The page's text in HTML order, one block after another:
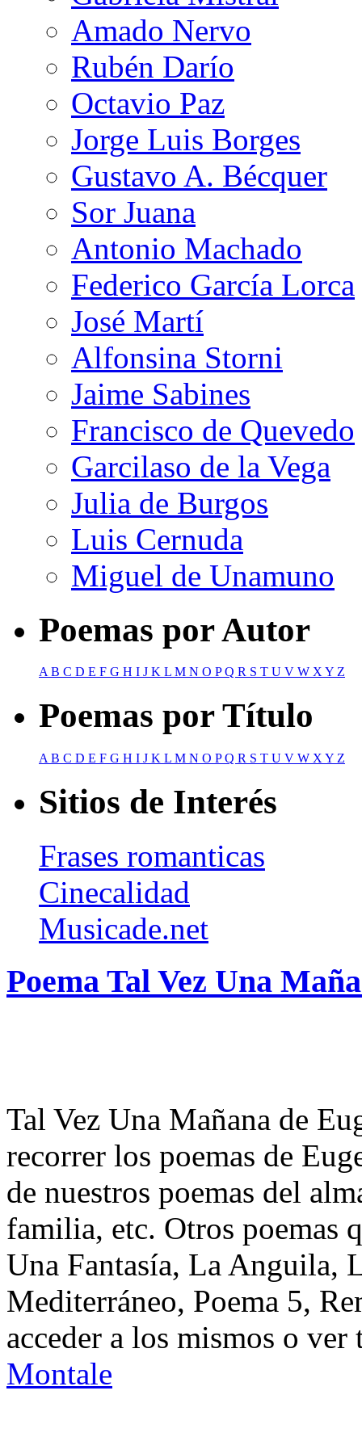
Amado Nervo
Rubén Darío
Octavio Paz
Jorge Luis Borges
Gustavo A. Bécquer
Sor Juana
Antonio Machado
Federico García Lorca
José Martí
Alfonsina Storni
Jaime Sabines
Francisco de Quevedo
Garcilaso de la Vega
Julia de Burgos
Luis Cernuda
Miguel de Unamuno
Poemas por Autor
AB C D E F G H I J K L M N O PQ R S T U V W XY Z
Poemas por Título
A B C D E F G H I J K L M N O PQ R S T U V W X Y Z
Sitios de Interés
Frases romanticas
Cinecalidad
Musicade.net
Poema Tal Vez Una
Tal Vez Una Mañana de
recorrer los poemas de
de nuestros poemas del
familia, etc. Otros poemas
Una Fantasía, La Anguila,
Mediterráneo, Poema 5,
acceder a los mismos o
Montale